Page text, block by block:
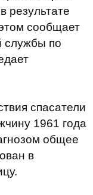
результате
сообщает
службы по
спасатели
1961 года
общее
в